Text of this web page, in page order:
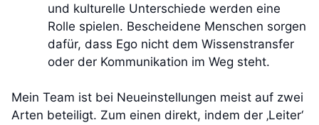
und kulturelle Unterschiede werden eine
Rolle spielen. Bescheidene Menschen sorgen
dafür, dass Ego nicht dem Wissenstransfer
oder der Kommunikation im Weg steht.
Mein Team ist bei Neueinstellungen meist auf zwei
Arten beteiligt. Zum einen direkt, indem der ‚Leiter‘